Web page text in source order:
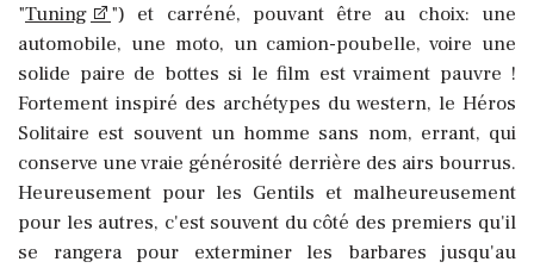
"Tuning
") et carréné, pouvant être au choix: une
automobile, une moto, un camion-poubelle, voire une
solide paire de bottes si le film est vraiment pauvre !
Fortement inspiré des archétypes du western, le Héros
Solitaire est souvent un homme sans nom, errant, qui
conserve une vraie générosité derrière des airs bourrus.
Heureusement pour les Gentils et malheureusement
pour les autres, c'est souvent du côté des premiers qu'il
se rangera pour exterminer les barbares jusqu'au